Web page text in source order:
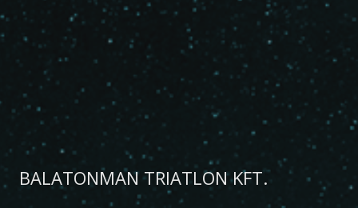
BALATONMAN TRIATLON KFT.